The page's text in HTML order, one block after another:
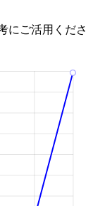
にご活用くださ